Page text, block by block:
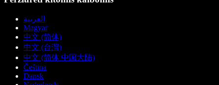
العربية
Magyar
中文 (简体)
中文 (台灣)
中文 (简体 中国大陆)
Čeština
Dansk